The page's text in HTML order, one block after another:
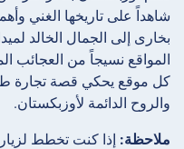
شاهداً على تاريخها الغني
بخارى إلى الجمال الخالد
المواقع نسيجاً من العجائب
كل موقع يحكي قصة تجارة
والروح الدائمة لأوزبكستان.
ملاحظة: إذا كنت تخطط